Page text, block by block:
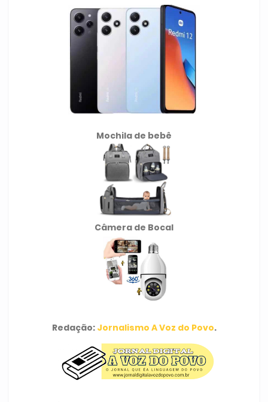
Mochila de bebê
Câmera de Bocal
Redação: Jornalismo A Voz do Povo.